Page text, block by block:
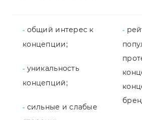
- общий интерес к
концепции;
- уникальность
концепций;
- сильные и слабые
-